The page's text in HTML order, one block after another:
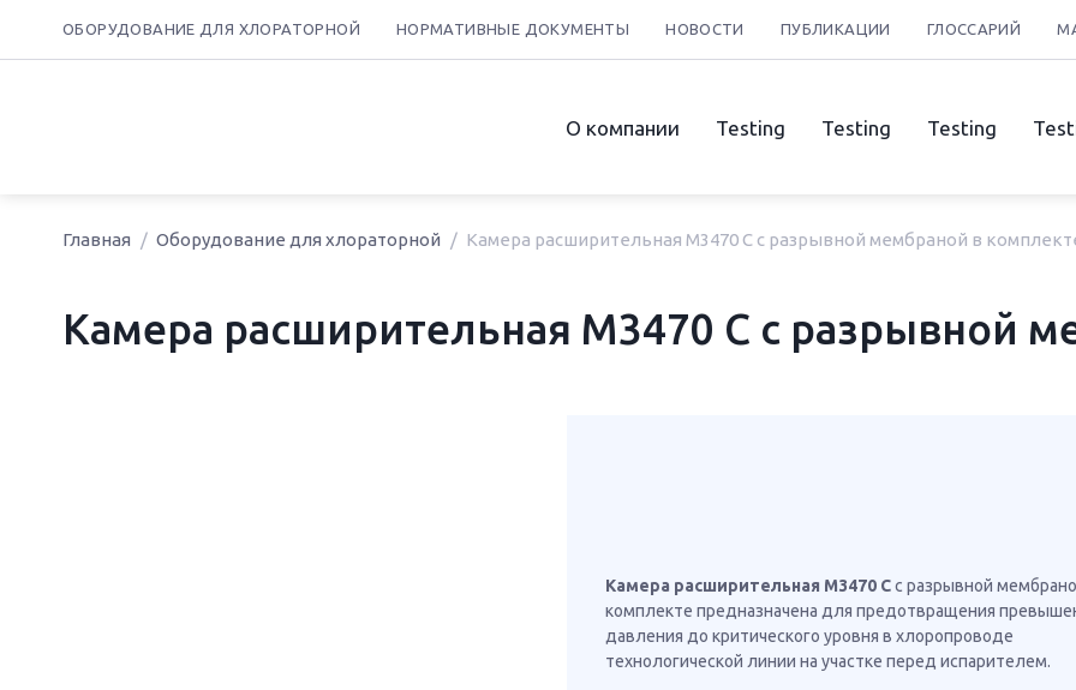
ОБОРУДОВАНИЕ ДЛЯ ХЛОРАТОРНОЙ НОРМАТИВНЫЕ ДОКУМЕНТЫ НОВОСТИ ПУБЛИКАЦИИ ГЛОССАРИЙ
О компании Testing Testing Testing
Главная Оборудование для хлораторной Камера расширительная М3470 С с разрывной мембраной в
Камера расширительная М3470 С с разрывной
Камера расширительная М3470 Сс разрывной
комплекте предназначена для предотвращения
давления до критического уровня в хлоропроводе
технологической линии на участке перед испарителем.